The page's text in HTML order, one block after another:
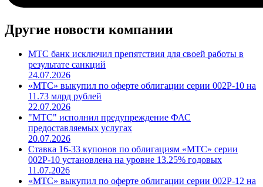
Другие новости компании
МТС банк исключил препятствия для своей работы в
результате санкций
24.07.2026
«МТС» выкупил по оферте облигации серии 002P-10 на
11.73 млрд рублей
22.07.2026
"МТС" исполнил предупреждение ФАС
предоставляемых услугах
20.07.2026
Ставка 16-33 купонов по облигациям «МТС» серии
002P-10 установлена на уровне 13.25% годовых
11.07.2026
«МТС» выкупил по оферте облигации серии 002P-12 на